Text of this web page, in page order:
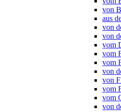
von
aus
von
von
vom
vom
vom
von
von
vom
vom
von